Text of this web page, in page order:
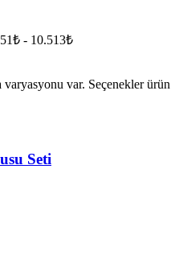
- 10.513₺
var. Seçenekler ürün
Seti